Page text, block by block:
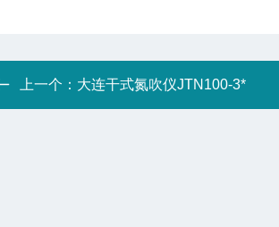
上一个： 大连干式氮吹仪JTN100-3*